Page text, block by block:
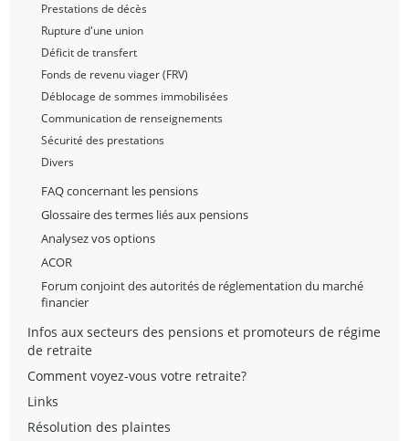
Prestations de décès
Rupture d'une union
Déficit de transfert
Fonds de revenu viager (FRV)
Déblocage de sommes immobilisées
Communication de renseignements
Sécurité des prestations
Divers
FAQ concernant les pensions
Glossaire des termes liés aux pensions
Analysez vos options
ACOR
Forum conjoint des autorités de réglementation du marché
financier
Infos aux secteurs des pensions et promoteurs de régime
de retraite
Comment voyez-vous votre retraite?
Links
Résolution des plaintes